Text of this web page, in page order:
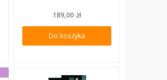
189,00 zł
Do koszyka